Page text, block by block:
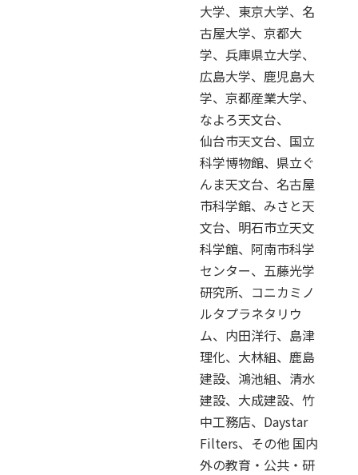
大学、東京大学、名
古屋大学、京都大
学、兵庫県立大学、
広島大学、鹿児島大
学、京都産業大学、
なよろ天文台、
仙台市天文台、国立
科学博物館、県立ぐ
んま天文台、名古屋
市科学館、みさと天
文台、明石市立天文
科学館、阿南市科学
センター、五藤光学
研究所、コニカミノ
ルタプラネタリウ
ム、内田洋行、島津
理化、大林組、鹿島
建設、鴻池組、清水
建設、大成建設、竹
中工務店、Daystar
Filters、その他 国内
外の教育・公共・研